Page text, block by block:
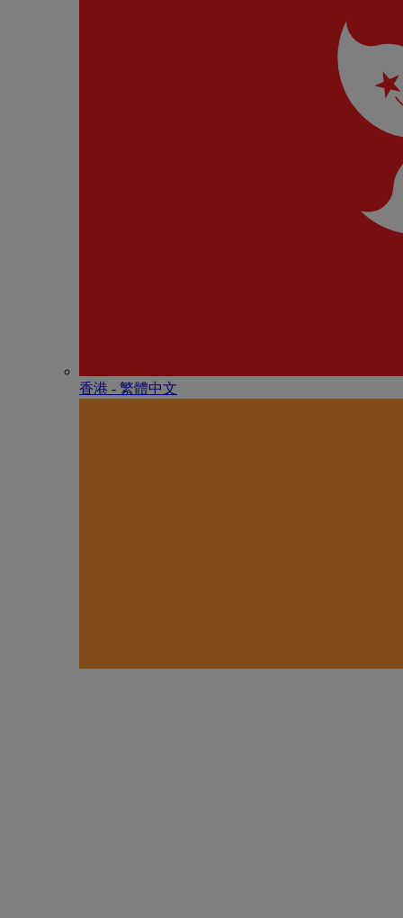
香港 - 繁體中文